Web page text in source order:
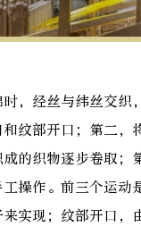
，经丝与纬丝交织
纹部开口；第二，
的织物逐步卷取
操作。前三个运动
实现；纹部开口